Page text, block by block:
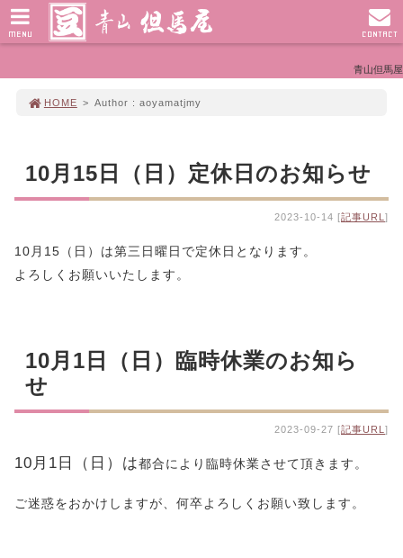
青山但馬屋
HOME > Author : aoyamatjmy
10月15日（日）定休日のお知らせ
2023-10-14 [記事URL ]
10月15（日）は第三日曜日で定休日となります。
よろしくお願いいたします。
10月1日（日）臨時休業のお知ら
せ
2023-09-27 [記事URL ]
10月1日（日）は都合により臨時休業させて頂きます。
ご迷惑をおかけしますが、何卒よろしくお願い致します。
MENU CONTACT